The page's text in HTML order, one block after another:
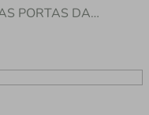
ABRA AS PORTAS DA FELICIDADE